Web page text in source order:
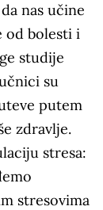
nas učine
od bolesti i
studije
su
putem
zdravlje.
stresa:
stresovima